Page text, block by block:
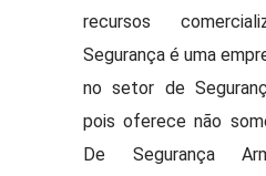
recursos
Segurança é uma
no setor de
pois oferece não
De Segurança